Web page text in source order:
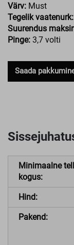
Värv: Must
Tegelik vaatenurk:
Suurendus
Pinge: 3,7 volti
Saada
Minimaalne
kogus:
Hind:
Pakend: